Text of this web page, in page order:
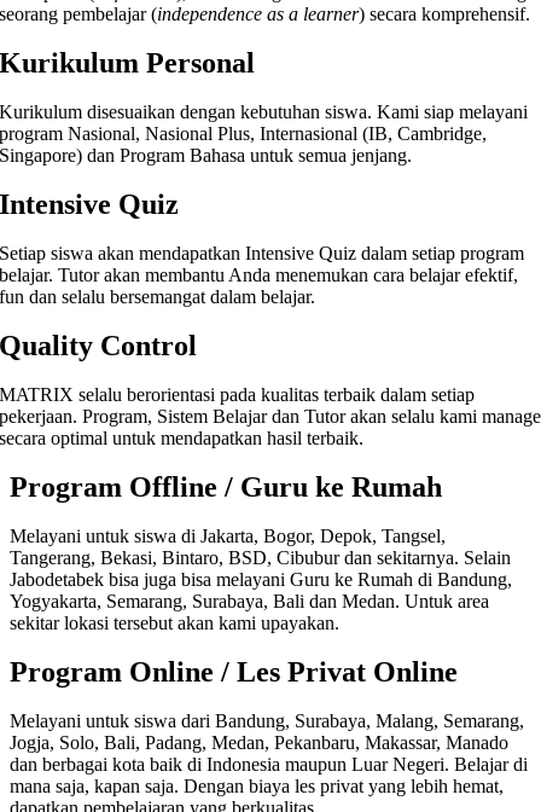
seorang pembelajar (independence as a learner) secara komprehensif.
Kurikulum Personal
Kurikulum disesuaikan dengan kebutuhan siswa. Kami siap melayani
program Nasional, Nasional Plus, Internasional (IB, Cambridge,
Singapore) dan Program Bahasa untuk semua jenjang.
Intensive Quiz
Setiap siswa akan mendapatkan Intensive Quiz dalam setiap program
belajar. Tutor akan membantu Anda menemukan cara belajar efektif,
fun dan selalu bersemangat dalam belajar.
Quality Control
MATRIX selalu berorientasi pada kualitas terbaik dalam setiap
pekerjaan. Program, Sistem Belajar dan Tutor akan selalu kami manage
secara optimal untuk mendapatkan hasil terbaik.
Program Offline / Guru ke Rumah
Melayani untuk siswa di Jakarta, Bogor, Depok, Tangsel,
Tangerang, Bekasi, Bintaro, BSD, Cibubur dan sekitarnya. Selain
Jabodetabek bisa juga bisa melayani Guru ke Rumah di Bandung,
Yogyakarta, Semarang, Surabaya, Bali dan Medan. Untuk area
sekitar lokasi tersebut akan kami upayakan.
Program Online / Les Privat Online
Melayani untuk siswa dari Bandung, Surabaya, Malang, Semarang,
Jogja, Solo, Bali, Padang, Medan, Pekanbaru, Makassar, Manado
dan berbagai kota baik di Indonesia maupun Luar Negeri. Belajar di
mana saja, kapan saja. Dengan biaya les privat yang lebih hemat,
dapatkan pembelajaran yang berkualitas.